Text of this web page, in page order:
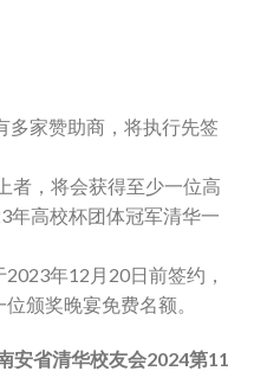
多家赞助商，将执行先签
者，将会获得至少一位高
年高校杯团体冠军清华一
年12月20日前签约，
颁奖晚宴免费名额。
安省清华校友会2024第11